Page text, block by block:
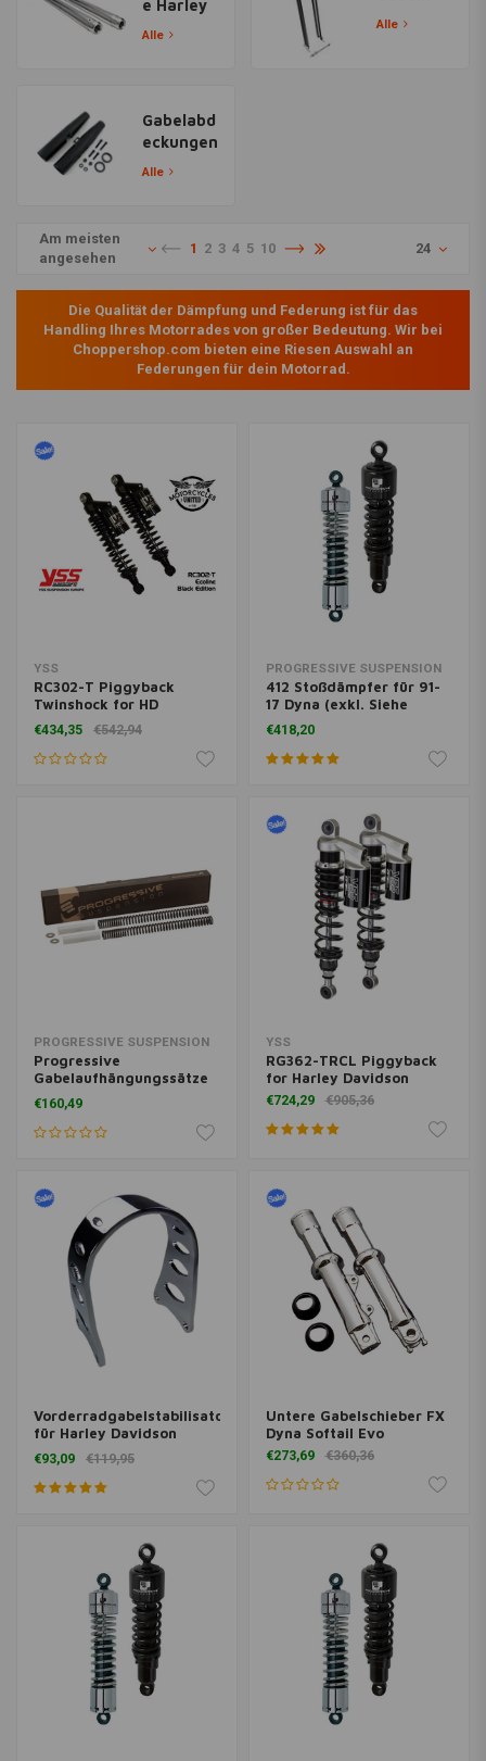
e Harley
Alle
Alle
Gabelabd
eckungen
Alle
Am meisten
angesehen
1 2 3 4 5 10 24
Die Qualität der Dämpfung und Federung ist für das
Handling Ihres Motorrades von großer Bedeutung. Wir bei
Choppershop.com bieten eine Riesen Auswahl an
Federungen für dein Motorrad.
YSS
RC302-T Piggyback
Twinshock for HD
Sportster
€434,35 €542,94
PROGRESSIVE SUSPENSION
412 Stoßdämpfer für 91-
17 Dyna (exkl. Siehe
Beschreibung)
€418,20
PROGRESSIVE SUSPENSION
Progressive
Gabelaufhängungssätze
für Harley Davidon (Typ
auswählen)
€160,49
YSS
RG362-TRCL Piggyback
for Harley Davidson
€724,29 €905,36
Vorderradgabelstabilisator
für Harley Davidson
(breit oder schmal)
€93,09 €119,95
Untere Gabelschieber FX
Dyna Softail Evo
€273,69 €360,36